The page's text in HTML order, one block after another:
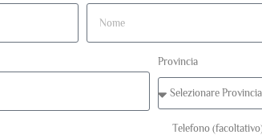
Provincia
Telefono